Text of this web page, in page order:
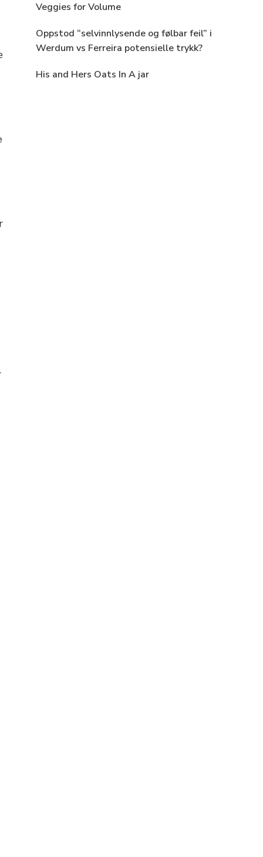
Veggies for Volume
Oppstod “selvinnlysende og følbar feil” i
Werdum vs Ferreira potensielle trykk?
His and Hers Oats In A jar